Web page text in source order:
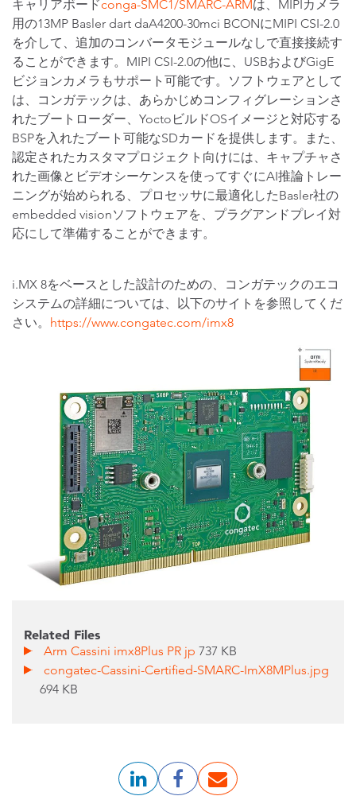
キャリアボードconga-SMC1/SMARC-ARMは、MIPIカメラ
用の13MP Basler dart daA4200-30mci BCONにMIPI CSI-2.0
を介して、追加のコンバータモジュールなしで直接接続す
ることができます。MIPI CSI-2.0の他に、USBおよびGigE
ビジョンカメラもサポート可能です。ソフトウェアとして
は、コンガテックは、あらかじめコンフィグレーションさ
れたブートローダー、YoctoビルドOSイメージと対応する
BSPを入れたブート可能なSDカードを提供します。また、
認定されたカスタマプロジェクト向けには、キャプチャさ
れた画像とビデオシーケンスを使ってすぐにAI推論トレー
ニングが始められる、プロセッサに最適化したBasler社の
embedded visionソフトウェアを、プラグアンドプレイ対
応にして準備することができます。
i.MX 8をベースとした設計のための、コンガテックのエコ
システムの詳細については、以下のサイトを参照してくだ
さい。 https://www.congatec.com/imx8
Related Files
Arm Cassini imx8Plus PR jp737 KB
congatec-Cassini-Certified-SMARC-ImX8MPlus.jpg
694 KB